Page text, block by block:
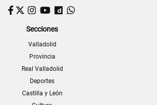
Facebook
TwitterInstagram
YouTubeDailymotion
Secciones
Valladolid
Provincia
Real Valladolid
Deportes
Castilla y León